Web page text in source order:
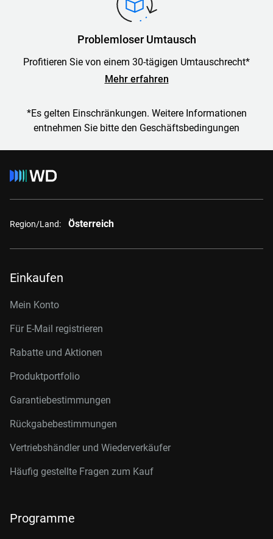
Problemloser Umtausch
Profitieren Sie von einem 30-tägigen Umtauschrecht*
Mehr erfahren
*Es gelten Einschränkungen. Weitere Informationen
entnehmen Sie bitte den Geschäftsbedingungen
Region/Land: Österreich
Einkaufen
Mein Konto
Für E-Mail registrieren
Rabatte und Aktionen
Produktportfolio
Garantiebestimmungen
Rückgabebestimmungen
Vertriebshändler und Wiederverkäufer
Häufig gestellte Fragen zum Kauf
Programme